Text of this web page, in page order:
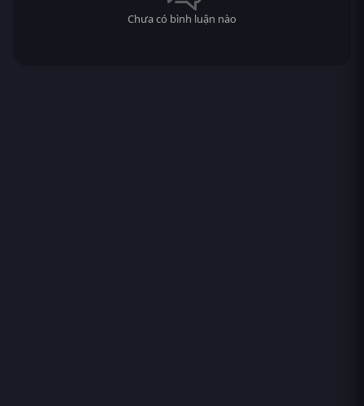
Chưa có bình luận nào